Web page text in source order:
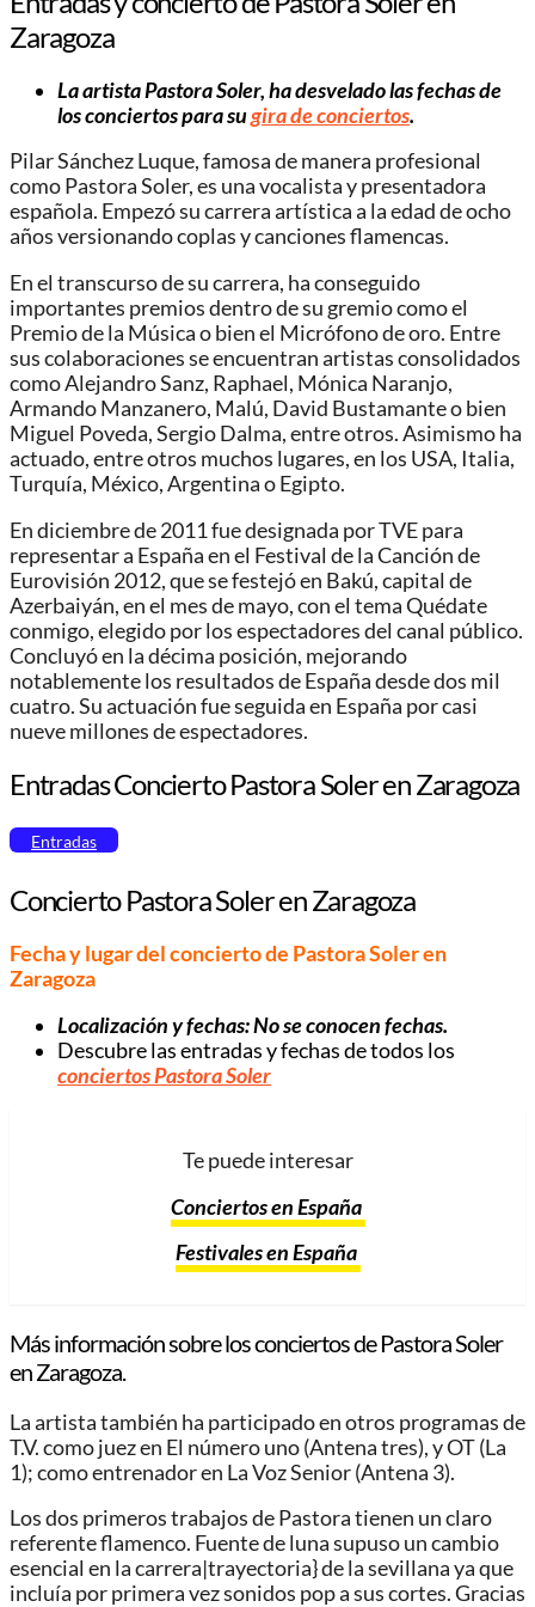
Zaragoza
La artista Pastora Soler, ha desvelado las fechas de
los conciertos para sugira de conciertos.
Pilar Sánchez Luque​, famosa de manera profesional
como Pastora Soler, es una vocalista y presentadora
española. Empezó su carrera artística a la edad de ocho
años versionando coplas y canciones flamencas.
En el transcurso de su carrera, ha conseguido
importantes premios dentro de su gremio como el
Premio de la Música o bien el Micrófono de oro. Entre
sus colaboraciones se encuentran artistas consolidados
como Alejandro Sanz, Raphael, Mónica Naranjo,
Armando Manzanero, Malú, David Bustamante o bien
Miguel Poveda, Sergio Dalma, entre otros.​ Asimismo ha
actuado, entre otros muchos lugares, en los USA, Italia,
Turquía, México, Argentina o Egipto.
En diciembre de 2011 fue designada por TVE para
representar a España en el Festival de la Canción de
Eurovisión 2012, que se festejó en Bakú, capital de
Azerbaiyán, en el mes de mayo,​ con el tema Quédate
conmigo, elegido por los espectadores del canal público.
Concluyó en la décima posición, mejorando
notablemente los resultados de España desde dos mil
cuatro. Su actuación fue seguida en España por casi
nueve millones de espectadores.
Entradas Concierto Pastora Soler en Zaragoza
Entradas
Concierto Pastora Soler en Zaragoza
Fecha y lugar del concierto de Pastora Soler en
Zaragoza
Localización y fechas: No se conocen fechas.
Descubre las entradas y fechas de todos los
conciertos Pastora Soler
Te puede interesar
Conciertos en España
Festivales en España
Más información sobre los conciertos de Pastora Soler
en Zaragoza.
La artista también ha participado en otros programas de
T.V. como juez en El número uno (Antena tres), y OT (La
1); como entrenador en La Voz Senior (Antena 3).
Los dos primeros trabajos de Pastora tienen un claro
referente flamenco. Fuente de luna supuso un cambio
esencial en la carrera|trayectoria} de la sevillana ya que
incluía por primera vez sonidos pop a sus cortes. Gracias